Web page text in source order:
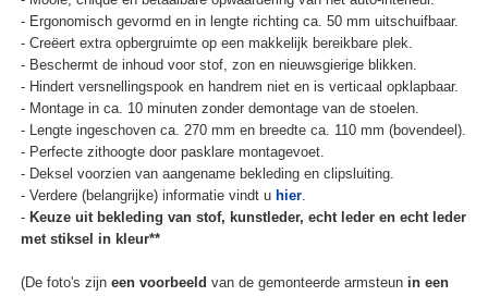
- Ergonomisch gevormd en in lengte richting ca. 50 mm uitschuifbaar.
- Creëert extra opbergruimte op een makkelijk bereikbare plek.
- Beschermt de inhoud voor stof, zon en nieuwsgierige blikken.
- Hindert versnellingspook en handrem niet en is verticaal opklapbaar.
- Montage in ca. 10 minuten zonder demontage van de stoelen.
- Lengte ingeschoven ca. 270 mm en breedte ca. 110 mm (bovendeel).
- Perfecte zithoogte door pasklare montagevoet.
- Deksel voorzien van aangename bekleding en clipsluiting.
- Verdere (belangrijke) informatie vindt u hier.
- Keuze uit bekleding van stof, kunstleder, echt leder en echt leder
met stiksel in kleur**
(De foto's zijn een voorbeeld van de gemonteerde armsteun in een